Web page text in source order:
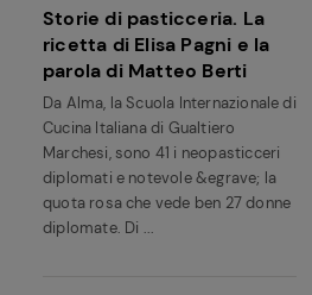
Storie di pasticceria. La
ricetta di Elisa Pagni e la
parola di Matteo Berti
Da Alma, la Scuola Internazionale di
Cucina Italiana di Gualtiero
Marchesi, sono 41 i neopasticceri
diplomati e notevole &egrave; la
quota rosa che vede ben 27 donne
diplomate. Di ...